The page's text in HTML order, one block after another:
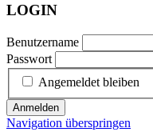
LOGIN
Benutzername
Passwort
Angemeldet bleiben
Anmelden
Navigation überspringen